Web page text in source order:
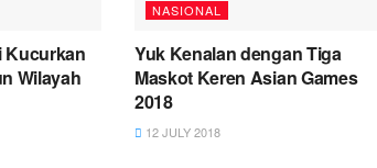
Kucurkan
Wilayah
NASIONAL
Yuk Kenalan dengan Tiga
Maskot Keren Asian Games
2018
12 JULY 2018